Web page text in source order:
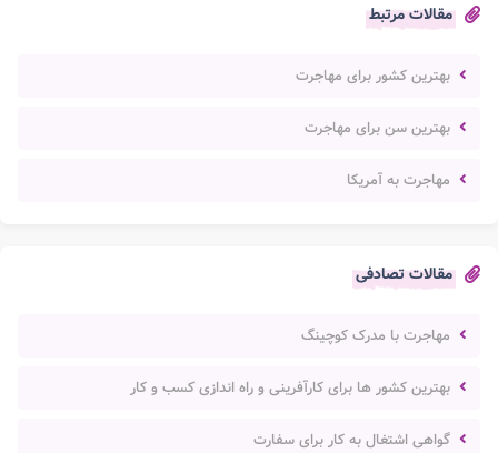
مقالات مرتبط
بهترین کشور برای مهاجرت
بهترین سن برای مهاجرت
مهاجرت به آمریکا
مقالات تصادفی
مهاجرت با مدرک کوچینگ
بهترین کشور ها برای کارآفرینی و راه اندازی کسب و کار
گواهی اشتغال به کار برای سفارت